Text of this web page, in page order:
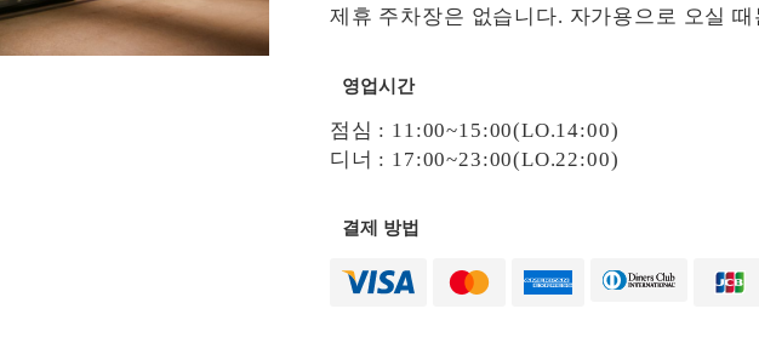
제휴 주차장은 없습니다. 자가용으로 오실
영업시간
점심 : 11:00~15:00(LO.14:00)
디너 : 17:00~23:00(LO.22:00)
결제 방법